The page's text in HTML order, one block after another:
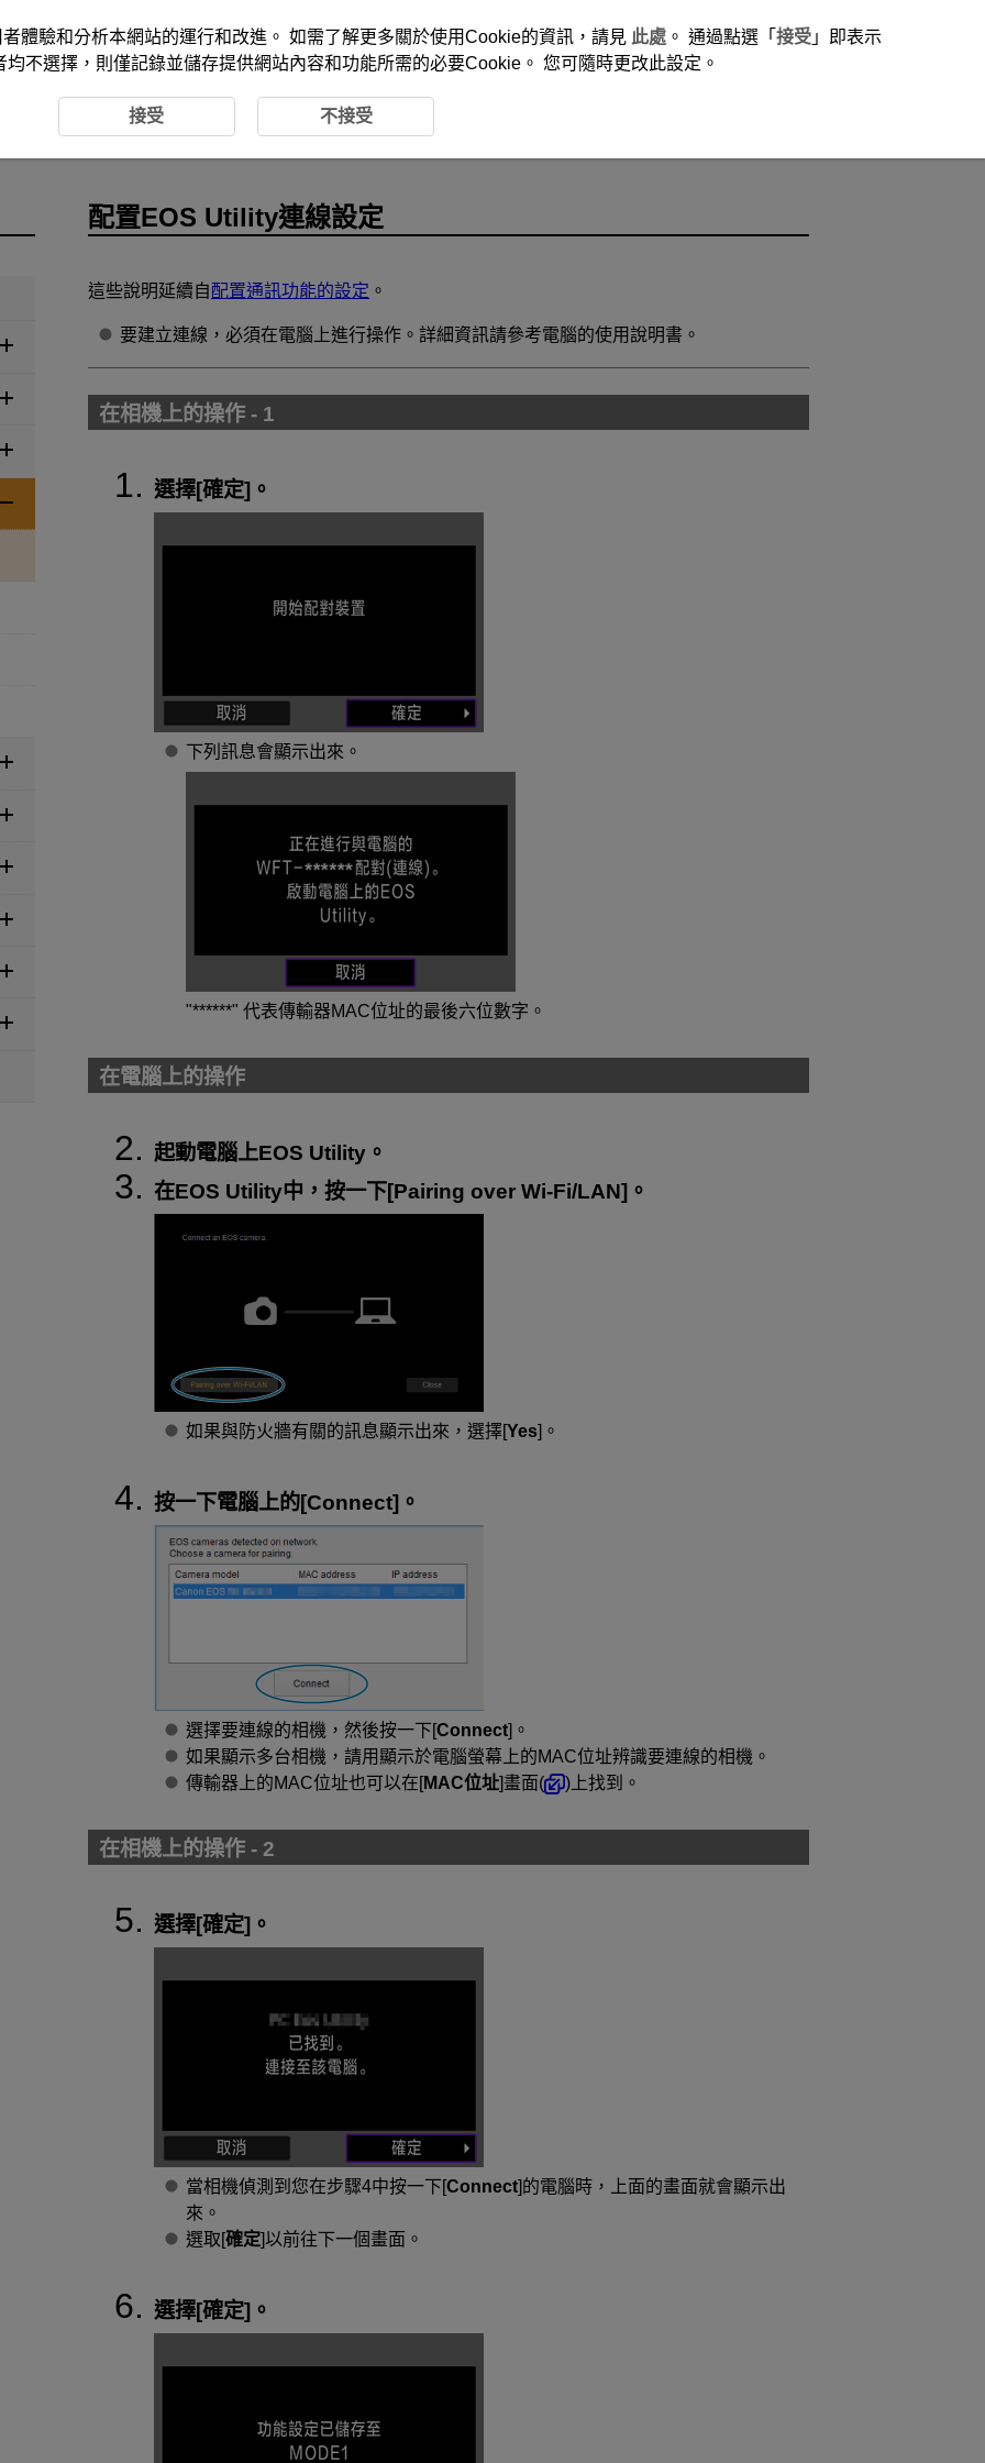
配置EOS Utility連線設定
配置EOS Utility連線設定
這些說明延續自配置通訊功能的設定 。
要建立連線，必須在電腦上進行操作。詳細資訊請參考電腦的使用說明書。
在相機上的操作 - 1
選擇[確定]。
下列訊息會顯示出來。
"******" 代表傳輸器MAC位址的最後六位數字。
在電腦上的操作
起動電腦上EOS Utility。
在EOS Utility中，按一下[Pairing over Wi-Fi/LAN]。
如果與防火牆有關的訊息顯示出來，選擇[Yes]。
按一下電腦上的[Connect]。
選擇要連線的相機，然後按一下[Connect]。
如果顯示多台相機，請用顯示於電腦螢幕上的MAC位址辨識要連線的相機。
傳輸器上的MAC位址也可以在[MAC位址]畫面( )上找到。
在相機上的操作 - 2
選擇[確定]。
當相機偵測到您在步驟4中按一下[Connect]的電腦時，上面的畫面就會顯示出
來。
選取[確定]以前往下一個畫面。
選擇[確定]。
體驗和分析本網站的運行和改進。 如需了解更多關於使用Cookie的資訊，請見 此處 。 通過點選「 接受 」即表示
均不選擇，則僅記錄並儲存提供網站內容和功能所需的必要Cookie。 您可隨時更改此設定。
接受 不接受